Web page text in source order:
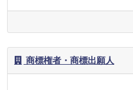
商標権者・商標出願人